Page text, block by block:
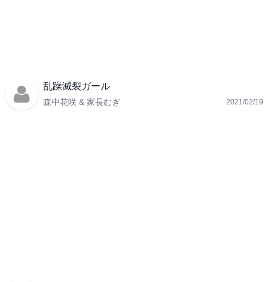
乱躁滅裂ガール
森中花咲 & 家長むぎ 2021/02/19